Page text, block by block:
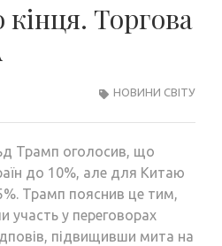
Торгова
НОВИНИ СВІТУ
Трамп оголосив, що
до 10%, але для Китаю
Трамп пояснив це тим,
участь у переговорах
підвищивши мита на